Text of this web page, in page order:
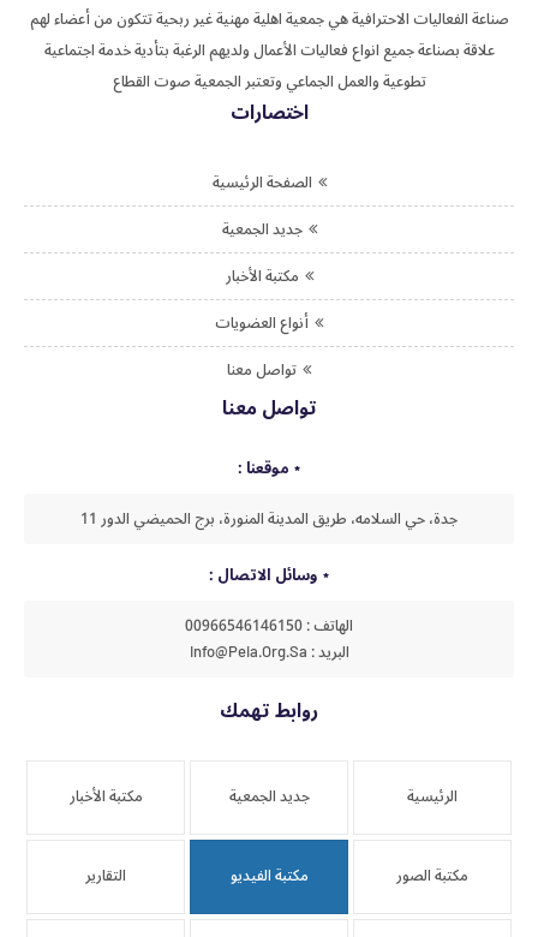
صناعة الفعاليات الاحترافية هي جمعية اهلية مهنية غير ربحية تتكون من أعضاء لهم
علاقة بصناعة جميع انواع فعاليات الأعمال ولديهم الرغبة بتأدية خدمة اجتماعية
تطوعية والعمل الجماعي وتعتبر الجمعية صوت القطاع
اختصارات
الصفحة الرئيسية
جديد الجمعية
مكتبة الأخبار
أنواع العضويات
تواصل معنا
تواصل معنا
موقعنا :
جدة، حي السلامه، طريق المدينة المنورة، برج الحميضي الدور 11
وسائل الاتصال :
الهاتف : 00966546146150
البريد : Info@peia.org.sa
روابط تهمك
الرئيسية جديد الجمعية مكتبة الأخبار
مكتبة الصور مكتبة الفيديو التقارير